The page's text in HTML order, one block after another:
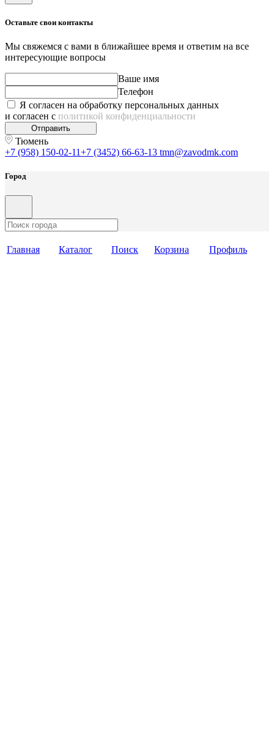
Оставьте свои контакты
Мы свяжемся с вами в ближайшее время и ответим на все
интересующие вопросы
Ваше имя
Телефон
Я согласен на обработку персональных данных
и согласен с политикой конфиденциальности
Отправить
Тюмень
+7 (958) 150-02-11+7 (3452) 66-63-13 tmn@zavodmk.com
Город
Главная Каталог Поиск Корзина Профиль